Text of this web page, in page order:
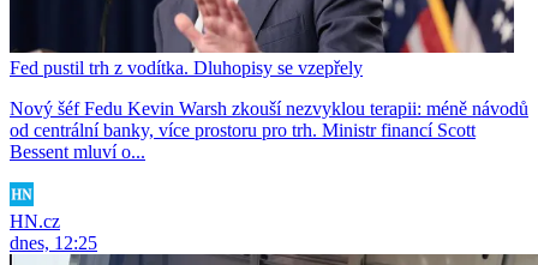
Fed pustil trh z vodítka. Dluhopisy se vzepřely
Nový šéf Fedu Kevin Warsh zkouší nezvyklou terapii: méně návodů
od centrální banky, více prostoru pro trh. Ministr financí Scott
Bessent mluví o...
HN.cz
dnes, 12:25